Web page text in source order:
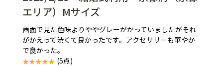
エリア）Mサイズ
画面で見た色味よりややグレーがかっていましたがそれ
がかえって渋くて良かったです。アクセサリーも華やか
で良かった。
(5点)